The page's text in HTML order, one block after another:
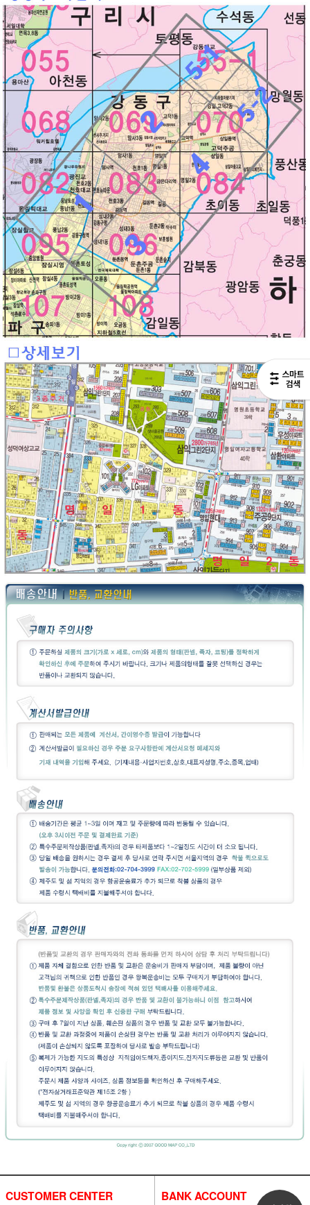
CUSTOMER CENTER BANK ACCOUNT